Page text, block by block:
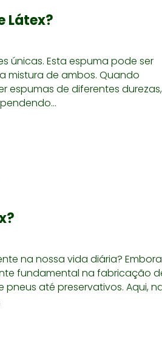
Látex?
únicas. Esta espuma pode ser
mistura de ambos. Quando
espumas de diferentes durezas,
na nossa vida diária? Embora
fundamental na fabricação
até preservativos. Aqui,